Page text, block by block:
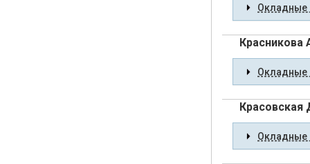
Окладные
Красникова
Окладные
Красовская
Окладные